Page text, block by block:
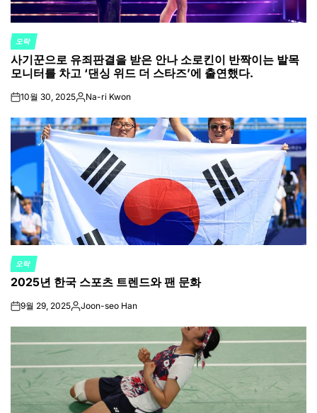
POSTED
IN
오락
사기꾼으로 유죄판결을 받은 안나 소로킨이 반짝이는 발목
모니터를 차고 ‘댄싱 위드 더 스타즈’에 출연했다.
on10월 30, 2025Posted
Na-ri Kwon
POSTED
IN
오락
2025년 한국 스포츠 트렌드와 팬 문화
on9월 29, 2025Posted
Joon-seo Han